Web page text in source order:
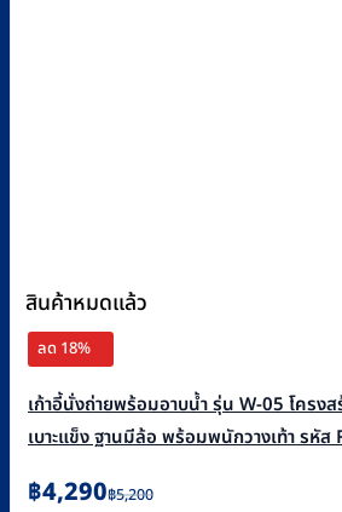
สินค้าหมดแล้ว
ลด 18%
เก้าอี้นั่งถ่ายพร้อมอาบน้ำ รุ่น W-05 โครง
เบาะแข็ง ฐานมีล้อ พร้อมพนักวางเท้า รหัส
฿5,200
Original
฿4,290
Current